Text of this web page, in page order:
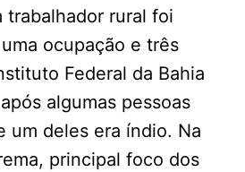
trabalhador rural foi
ocupação e três
Federal da Bahia
algumas pessoas
um deles era índio. Na
principal foco dos